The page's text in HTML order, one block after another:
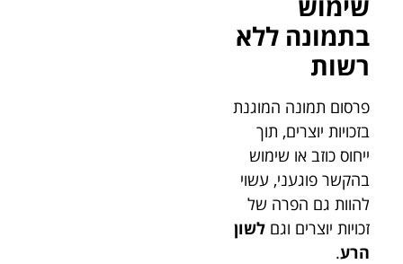
בתמונה ללא
רשות
פרסום תמונה המוגנת
בזכויות יוצרים, תוך
ייחוס כוזב או שימוש
בהקשר פוגעני, עשוי
להוות גם הפרה של
זכויות יוצרים וגםלשון
הרע.